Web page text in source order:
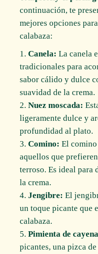
continuación, te
mejores opciones
calabaza:
Canela: La canela
tradicionales para
sabor cálido y dulce
suavidad de la crema.
Nuez moscada:
ligeramente dulce y
profundidad al plato.
Comino: El comino
aquellos que
terroso. Es ideal para
la crema.
Jengibre: El
un toque picante que
calabaza.
Pimienta de
picantes, una pizca